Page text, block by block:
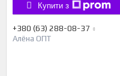
Купити з
+380 (63) 288-08-37
Алёна ОПТ